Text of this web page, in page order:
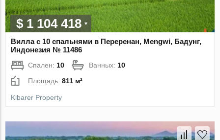
$ 1 104 418
Вилла с 10 спальнями в Переренан, Mengwi, Бадунг,
Индонезия № 11486
Спален:10 Ванных:10
Площадь:811 м²
Kibarer Property